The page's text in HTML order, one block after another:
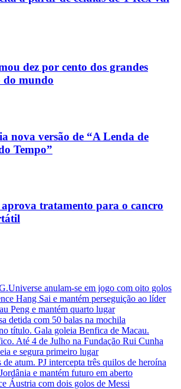
dez por cento dos grandes
do mundo
nova versão de “A Lenda de
Tempo”
tratamento para o cancro
anulam-se em jogo com oito golos
Hang Sai e mantém perseguição ao líder
Peng e mantém quarto lugar
detida com 50 balas na mochila
título. Gala goleia Benfica de Macau.
Até 4 de Julho na Fundação Rui Cunha
e segura primeiro lugar
de atum. PJ intercepta três quilos de heroína
e mantém futuro em aberto
Áustria com dois golos de Messi